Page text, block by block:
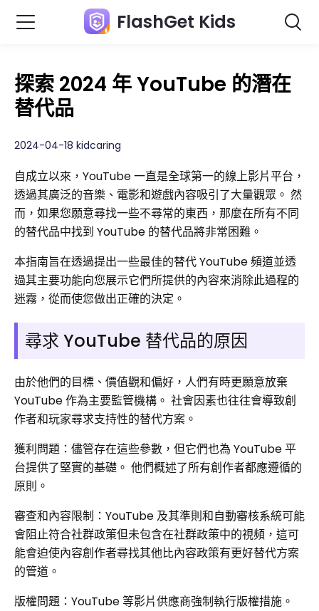
FlashGet Kids
探索 2024 年 YouTube 的潛在
替代品
2024-04-18 kidcaring
自成立以來，YouTube 一直是全球第一的線上影片平台，
透過其廣泛的音樂、電影和遊戲內容吸引了大量觀眾。 然
而，如果您願意尋找一些不尋常的東西，那麼在所有不同
的替代品中找到 YouTube 的替代品將非常困難。
本指南旨在透過提出一些最佳的替代 YouTube 頻道並透
過其主要功能向您展示它們所提供的內容來消除此過程的
迷霧，從而使您做出正確的決定。
尋求 YouTube 替代品的原因
由於他們的目標、價值觀和偏好，人們有時更願意放棄
YouTube 作為主要監管機構。 社會因素也往往會導致創
作者和玩家尋求支持性的替代方案。
獲利問題：儘管存在這些參數，但它們也為 YouTube 平
台提供了堅實的基礎。 他們概述了所有創作者都應遵循的
原則。
審查和內容限制：YouTube 及其準則和自動審核系統可能
會阻止符合社群政策但未包含在社群政策中的視頻，這可
能會迫使內容創作者尋找其他比內容政策有更好替代方案
的管道。
版權問題：YouTube 等影片供應商強制執行版權措施。